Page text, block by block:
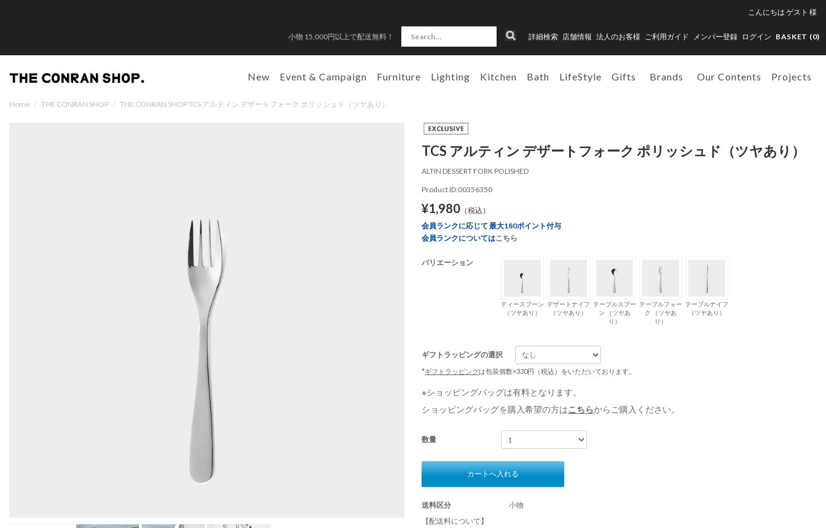
こんにちは ゲスト 様
小物 15,000円以上で配送無料！ 詳細検索 店舗情報 法人のお客様 ご利用ガイド メンバー登録 ログイン BASKET (0)
New Event & Campaign Furniture Lighting Kitchen Bath LifeStyle Gifts Brands Our Contents Projects
Home / THE CONRAN SHOP / THE CONRAN SHOP TCS アルティン デザートフォーク ポリッシュド（ツヤあり）
TCS アルティン デザートフォーク ポリッシュド（ツヤあり）
ALTIN DESSERT FORK POLISHED
Product ID:00356350
¥1,980（税込）
会員ランクに応じて 最大180ポイント付与
会員ランクについてはこちら
バリエーション
ティースプーン
（ツヤあり）
デザートナイフ
（ツヤあり）
テーブルスプー
ン （ツヤあ
り）
テーブルフォー
ク （ツヤあ
り）
テーブルナイフ
（ツヤあり）
ギフトラッピングの選択
*ギフトラッピングは包装個数×330円（税込）をいただいております。
※ショッピングバッグは有料となります。
ショッピングバッグを購入希望の方はこちらからご購入ください。
数量
カートへ入れる
送料区分
小物
【配送料について】